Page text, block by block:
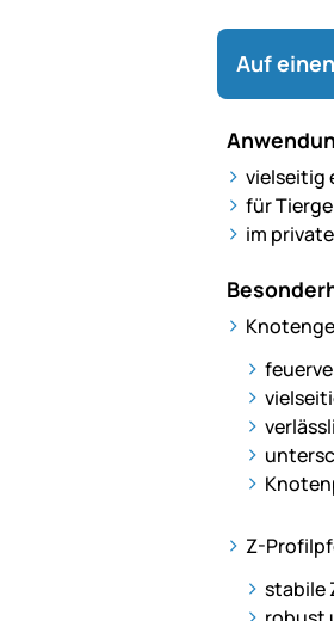
Auf
vielseitig
für
im
Z-
stabile